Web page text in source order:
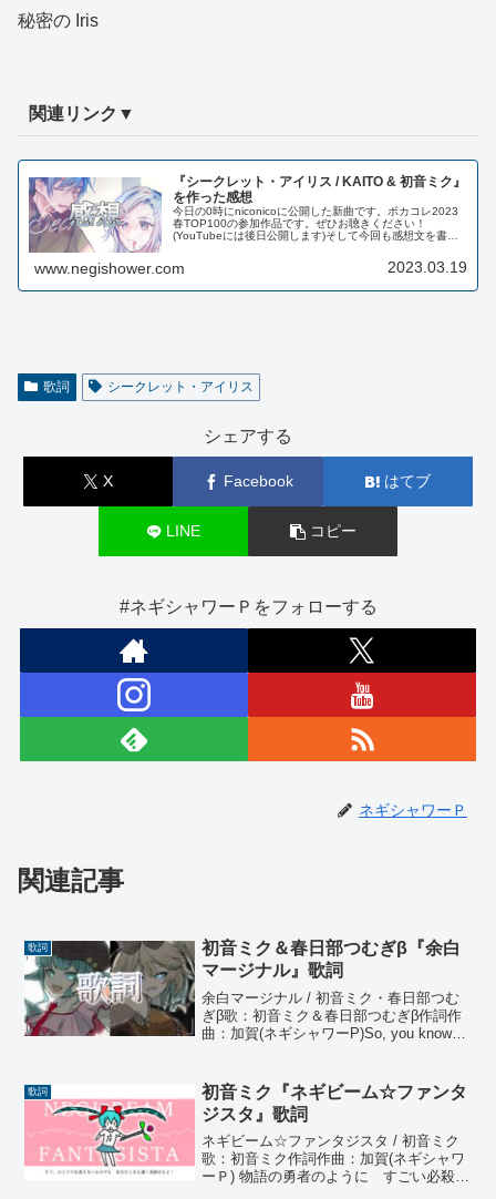
秘密の Iris
関連リンク▼
『シークレット・アイリス / KAITO & 初音ミク』
を作った感想
今日の0時にniconicoに公開した新曲です。ボカコレ2023
春TOP100の参加作品です。ぜひお聴きください！
(YouTubeには後日公開します)そして今回も感想文を書い
www.negishower.com 2023.03.19
歌詞 シークレット・アイリス
シェアする
X Facebook はてブ
LINE コピー
#ネギシャワーＰをフォローする
ネギシャワーＰ
関連記事
歌詞
初音ミク＆春日部つむぎβ『余白
マージナル』歌詞
余白マージナル / 初音ミク・春日部つむ
ぎβ歌：初音ミク＆春日部つむぎβ作詞作
曲：加賀(ネギシャワーP)So, you know
界の先で脈打つ明日へそう、誘っ...
歌詞
初音ミク『ネギビーム☆ファンタ
ジスタ』歌詞
ネギビーム☆ファンタジスタ / 初音ミク
歌：初音ミク作詞作曲：加賀(ネギシャワ
ーＰ) 物語の勇者のように すごい必殺技